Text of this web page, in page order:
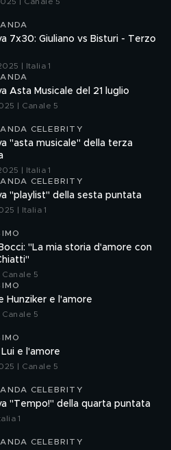
7x30: Giuliano vs Bisturi - Terzo
| Italia 1
Asta Musicale del 21 luglio
| Canale 5
CELEBRITY
"asta musicale" della terza
| Italia 1
CELEBRITY
"playlist" della sesta puntata
| Italia 1
"La mia storia d'amore con
5
Hunziker e l'amore
5
e l'amore
| Canale 5
CELEBRITY
"Tempo!" della quarta puntata
1
CELEBRITY